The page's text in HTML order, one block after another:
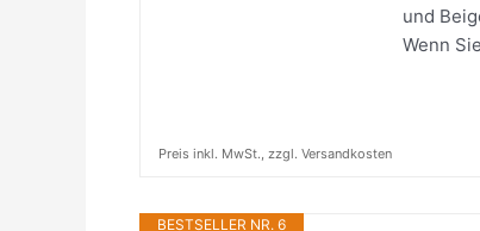
und
Wenn
Preis inkl. MwSt., zzgl. Versandkosten
BESTSELLER NR. 6